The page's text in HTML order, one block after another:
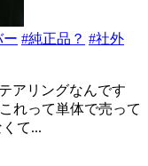
ー #純正品？ #社外
アリングなんです
れって単体で売って
て...